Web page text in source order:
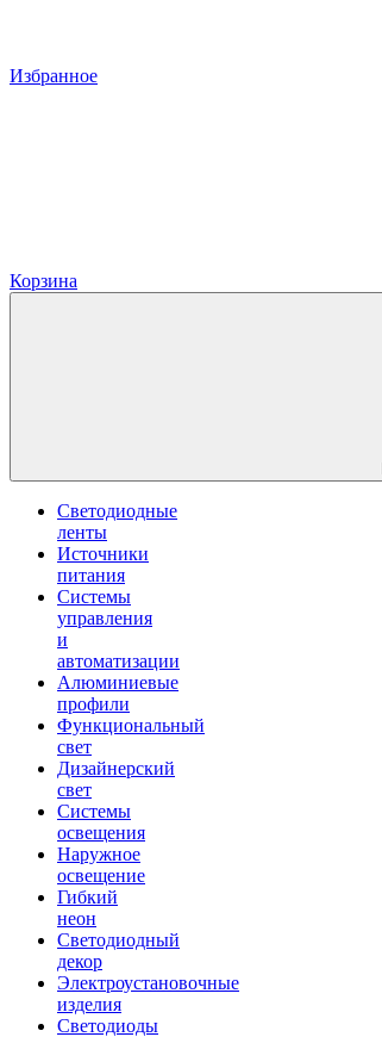
Избранное
Корзина
Светодиодные
ленты
Источники
питания
Системы
управления
и
автоматизации
Алюминиевые
профили
Функциональный
свет
Дизайнерский
свет
Системы
освещения
Наружное
освещение
Гибкий
неон
Светодиодный
декор
Электроустановочные
изделия
Светодиоды